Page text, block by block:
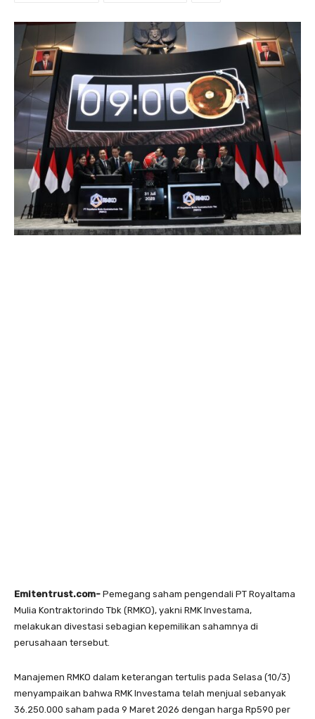
Emitentrust.com- Pemegang saham pengendali PT Royaltama
Mulia Kontraktorindo Tbk (RMKO), yakni RMK Investama,
melakukan divestasi sebagian kepemilikan sahamnya di
perusahaan tersebut.
Manajemen RMKO dalam keterangan tertulis pada Selasa (10/3)
menyampaikan bahwa RMK Investama telah menjual sebanyak
36.250.000 saham pada 9 Maret 2026 dengan harga Rp590 per